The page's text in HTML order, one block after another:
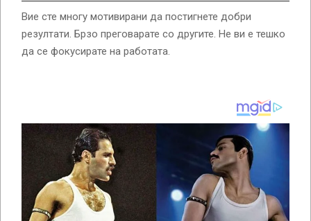
Вие сте многу мотивирани да постигнете добри
резултати. Брзо преговарате со другите. Не ви е тешко
да се фокусирате на работата.